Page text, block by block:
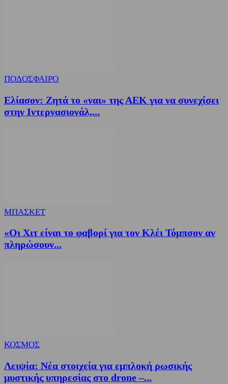
ΠΟΔΟΣΦΑΙΡΟ
Ελίασον: Ζητά το «ναι» της ΑΕΚ για να συνεχίσει
στην Ιντερνασιονάλ,...
ΜΠΑΣΚΕΤ
«Οι Χιτ είναι το φαβορί για τον Κλέι Τόμπσον αν
πληρώσουν...
ΚΟΣΜΟΣ
Λειψία: Νέα στοιχεία για εμπλοκή ρωσικής
μυστικής υπηρεσίας στο drone –...